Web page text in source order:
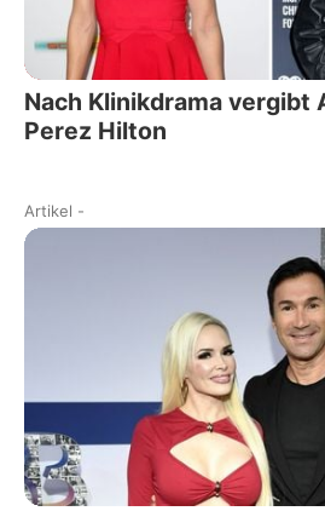
Nach Klinikdrama vergibt
Perez Hilton
Artikel -